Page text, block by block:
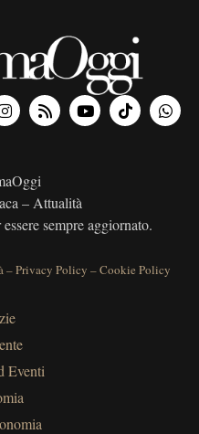
– Attualità
sempre aggiornato.
–Privacy Policy –Cookie Policy
Eventi